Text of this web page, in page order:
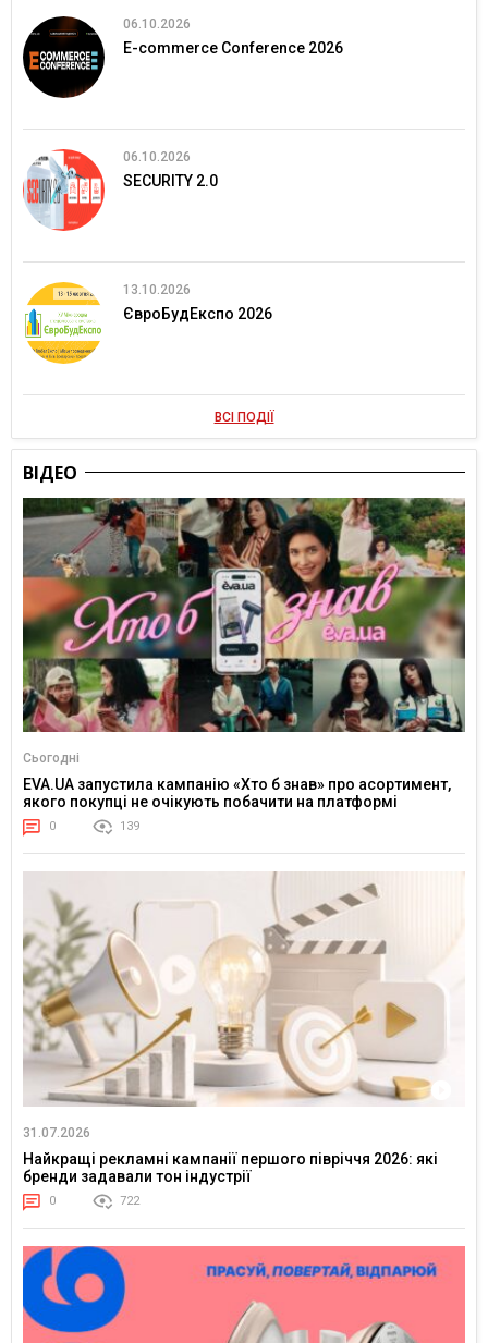
06.10.2026
E-commerce Conference 2026
06.10.2026
SECURITY 2.0
13.10.2026
ЄвроБудЕкспо 2026
ВСІ ПОДІЇ
ВІДЕО
Сьогодні
EVA.UA запустила кампанію «Хто б знав» про асортимент,
якого покупці не очікують побачити на платформі
0 139
31.07.2026
Найкращі рекламні кампанії першого півріччя 2026: які
бренди задавали тон індустрії
0 722